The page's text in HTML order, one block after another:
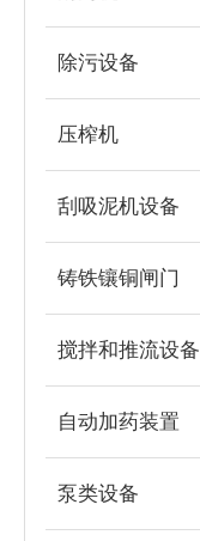
除污设备
压榨机
刮吸泥机设备
铸铁镶铜闸门
搅拌和推流设备
自动加药装置
泵类设备